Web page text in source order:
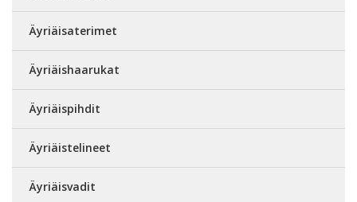
Äyriäisaterimet
Äyriäishaarukat
Äyriäispihdit
Äyriäistelineet
Äyriäisvadit